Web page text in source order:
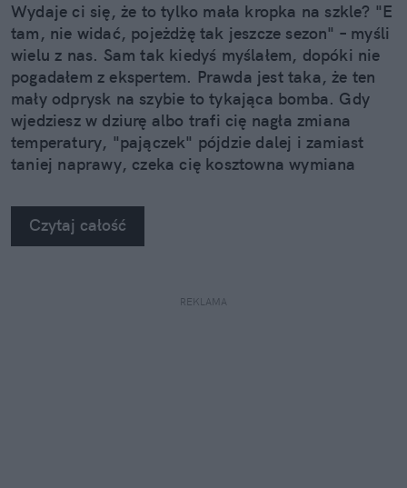
Wydaje ci się, że to tylko mała kropka na szkle? "E
tam, nie widać, pojeżdżę tak jeszcze sezon" – myśli
wielu z nas. Sam tak kiedyś myślałem, dopóki nie
pogadałem z ekspertem. Prawda jest taka, że ten
mały odprysk na szybie to tykająca bomba. Gdy
wjedziesz w dziurę albo trafi cię nagła zmiana
temperatury, "pajączek" pójdzie dalej i zamiast
taniej naprawy, czeka cię kosztowna wymiana
na własne oczy zobaczyć, jak profesjonaliści radzą
sobie z takimi uszkodzeniami.
Czytaj całość
REKLAMA